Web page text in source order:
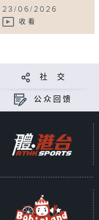
23/06/2026
收看
社 交
公众回馈